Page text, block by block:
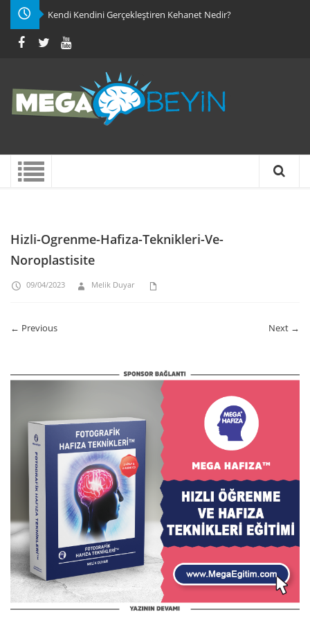
Kendi Kendini Gerçekleştiren Kehanet Nedir?
Hizli-Ogrenme-Hafiza-Teknikleri-Ve-
Noroplastisite
09/04/2023 Melik Duyar
← Previous Next →